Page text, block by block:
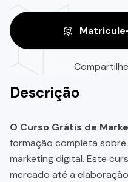
Descrição
O Curso Grátis de
formação completa
marketing digital. Este
mercado até a